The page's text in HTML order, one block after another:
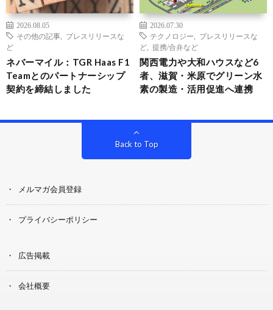
2026.08.05
その他の記事
プレスリリースな
ど
ネバーマイル：TGR Haas F1
Teamとのパートナーシップ
契約を締結しました
2026.07.30
テクノロジー
プレスリリースな
ど
提携/合弁など
関西電力や大和ハウスなど6
者、滋賀・米原でグリーン水
素の製造・活用促進へ連携
Back to Top
メルマガ会員登録
プライバシーポリシー
広告掲載
会社概要